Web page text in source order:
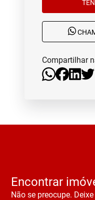
Compartilhar
Encontrar
Não se preocupe.